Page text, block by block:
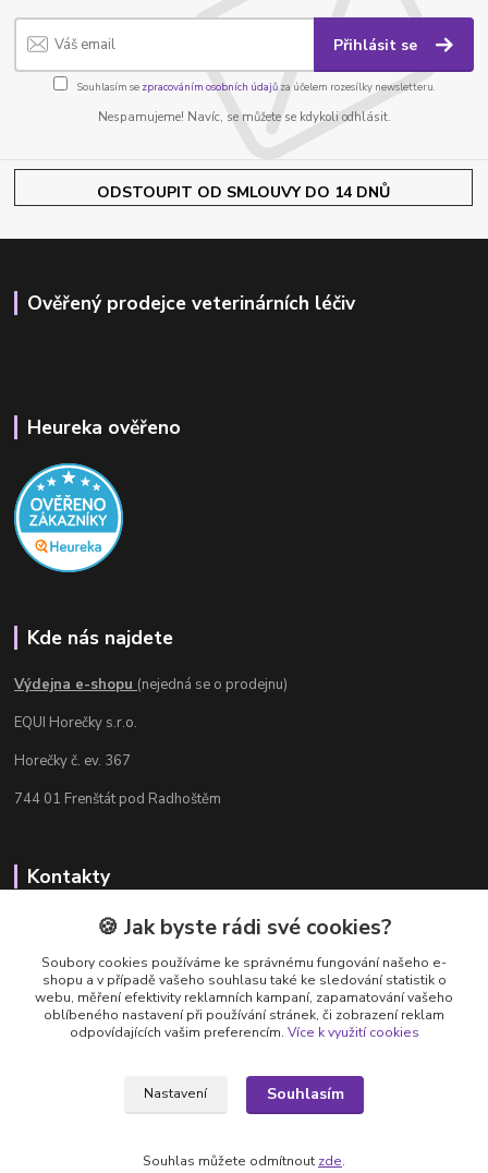
Přihlásit se
Souhlasím se zpracováním osobních údajůza účelem rozesílky newsletteru.
Nespamujeme! Navíc, se můžete se kdykoli odhlásit.
ODSTOUPIT OD SMLOUVY DO 14 DNŮ
Ověřený prodejce veterinárních léčiv
Heureka ověřeno
Kde nás najdete
Výdejna e-shopu (nejedná se o prodejnu)
EQUI Horečky s.r.o.
Horečky č. ev. 367
744 01 Frenštát pod Radhoštěm
Kontakty
Radka Chamrádová
+420 737 484 708
Výdejna e-shopu: Po-Ne, 8-20 hod.
info@equi-horecky.cz
Frenštát pod Radhoštěm, C 93460 vedená u Krajského soudu v Ostravě
🍪 Jak byste rádi své cookies?
Soubory cookies používáme ke správnému fungování našeho e-
shopu a v případě vašeho souhlasu také ke sledování statistik o
webu, měření efektivity reklamních kampaní, zapamatování vašeho
oblíbeného nastavení při používání stránek, či zobrazení reklam
odpovídajících vašim preferencím. Více k využití cookies
Nastavení Souhlasím
Souhlas můžete odmítnout zde.